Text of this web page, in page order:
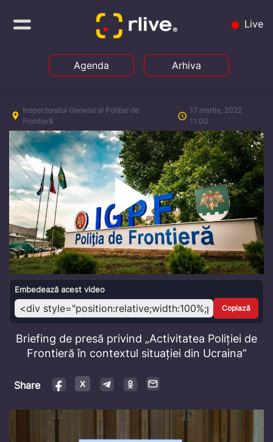
Live
Agenda Arhiva
Inspectoratul General al Poliției de
Frontieră
17 martie, 2022
11:00
Play
Video
Embedează acest video
Copiază
Briefing de presă privind „Activitatea Poliției de
Frontieră în contextul situației din Ucraina”
Share